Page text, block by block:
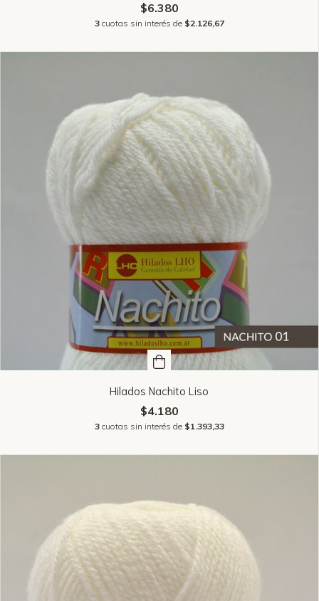
$6.380
3 cuotas sin interés de $2.126,67
Hilados Nachito Liso
$4.180
3 cuotas sin interés de $1.393,33